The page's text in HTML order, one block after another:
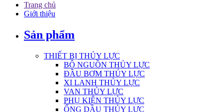
Trang chủ
Giới thiệu
Sản phẩm
THIẾT BỊ THỦY LỰC
BỘ NGUỒN THỦY LỰC
ĐẦU BƠM THỦY LỰC
XI LANH THỦY LỰC
VAN THỦY LỰC
PHỤ KIỆN THỦY LỰC
ỐNG DẦU THỦY LỰC